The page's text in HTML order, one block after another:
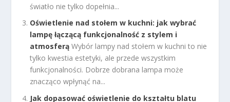
światło nie tylko dopełnia...
Oświetlenie nad stołem w kuchni: jak wybrać
lampę łączącą funkcjonalność z stylem i
atmosferą Wybór lampy nad stołem w kuchni to nie
tylko kwestia estetyki, ale przede wszystkim
funkcjonalności. Dobrze dobrana lampa może
znacząco wpłynąć na...
Jak dopasować oświetlenie do kształtu blatu